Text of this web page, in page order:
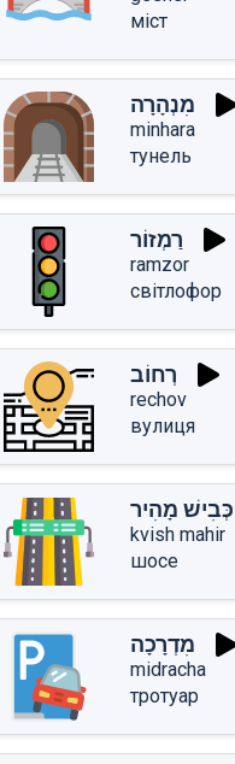
міст
מִנְהָרָה
minhara
тунель
רַמְזוֹר
ramzor
світлофор
רְחוֹב
rechov
вулиця
כְּבִישׁ מָהִיר
kvish mahir
шосе
מִדְרָכָה
midracha
тротуар